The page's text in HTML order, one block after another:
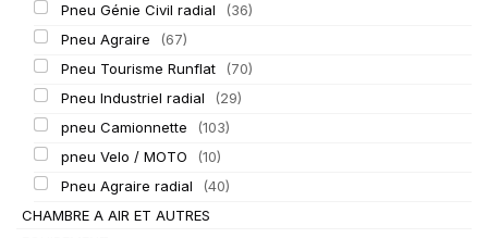
Pneu Génie Civil radial
(36)
Pneu Agraire
(67)
Pneu Tourisme Runflat
(70)
Pneu Industriel radial
(29)
pneu Camionnette
(103)
pneu Velo / MOTO
(10)
Pneu Agraire radial
(40)
CHAMBRE A AIR ET AUTRES